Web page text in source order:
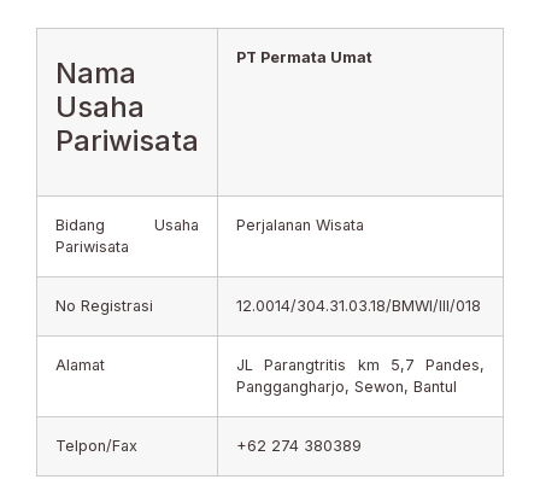
Nama
Usaha
Pariwisata
PT Permata Umat
Bidang Usaha
Pariwisata
Perjalanan Wisata
No Registrasi 12.0014/304.31.03.18/BMWI/III/018
Alamat
JL Parangtritis km 5,7 Pandes,
Panggangharjo, Sewon, Bantul
Telpon/Fax +62 274 380389